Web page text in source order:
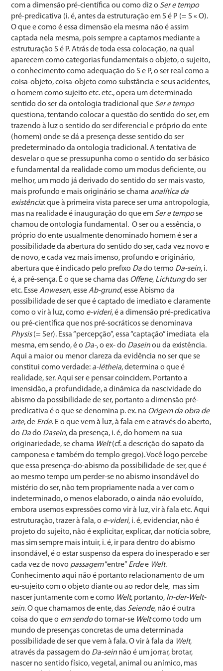
com a dimensão pré-científica ou como diz o Ser e tempo
pré-predicativa (i. é, antes da estruturação em S é P (= S « O).
O que e como é essa dimensão ela mesma não é assim
captada nela mesma, pois sempre a captamos mediante a
estruturação S é P. Atrás de toda essa colocação, na qual
aparecem como categorias fundamentais o objeto, o sujeito,
o conhecimento como adequação do S e P, o ser real como a
coisa-objeto, coisa-objeto como substância e seus acidentes,
o homem como sujeito etc. etc., opera um determinado
sentido do ser da ontologia tradicional que Ser e tempo
questiona, tentando colocar a questão do sentido do ser, em
trazendo à luz o sentido do ser diferencial e próprio do ente
(homem) onde se dá a presença desse sentido do ser
predeterminado da ontologia tradicional. A tentativa de
desvelar o que se pressupunha como o sentido do ser básico
e fundamental da realidade como um modus deficiente, ou
melhor, um modo já derivado do sentido do ser mais vasto,
mais profundo e mais originário se chama analítica da
existência: que à primeira vista parece ser uma antropologia,
mas na realidade é inauguração do que em Ser e tempose
chamou de ontologia fundamental. O ser ou a essência, o
próprio do ente usualmente denominado homem é ser a
possibilidade da abertura do sentido do ser, cada vez novo e
de novo, e cada vez mais imenso, profundo e originário,
abertura que é indicado pelo prefixo Dado termo Da-sein, i.
é, a pré-sença. É o que se chama das Offene, Lichtungdo ser
etc. EsseAnwesen, esseAb-grund, esse Abismo da
possibilidade de ser que é captado de imediato e claramente
como o vir à luz, como e-videri, é a dimensão pré-predicativa
ou pré-científica que nos pré-socráticos se denominava
Physis(= Ser). Essa “percepção”, essa “captação” imediata ela
mesma, em sendo, é o Da-, o ex- do Daseinou da existência.
Aqui a maior ou menor clareza da evidência no ser que se
constitui como verdade: a-létheia, determina o que é
realidade, ser. Aqui ser e pensar coincidem. Portanto a
imensidão, a profundidade, a dinâmica da nascividade do
abismo da possibilidade de ser, portanto a dimensão pré-
predicativa é o que se denomina p. ex. na Origem da obra de
arte, de Erde. E o que vem à luz, à fala em e através do aberto,
do Dado Dasein, da presença, i. é, do homem na sua
originariedade, se chama Welt(cf. a descrição do sapato da
camponesa e também do templo grego). Você logo percebe
que essa presença-do-abismo da possibilidade de ser, que é
ao mesmo tempo um perder-se no abismo insondável do
mistério do ser, não tem propriamente nada a ver com o
indeterminado, o menos elaborado, o ainda não evoluído,
embora usemos expressões como vir à luz, vir à fala etc. Aqui
estruturação, trazer à fala, o e-videri, i. é, evidenciar, não é
projeto do sujeito, não é explicitar, explicar, dar notícia sobre,
mas sim sempre mais intuir, i. é, ir para dentro do abismo
insondável, é o estar suspenso da espera do inesperado e ser
cada vez de novo passagem“entre” Erdee Welt.
Conhecimento aqui não é portanto relacionamento de um
eu-sujeito com o objeto diante ou ao redor dele, mas sim
nascer juntamente com e como Welt, portanto, In-der-Welt-
sein. O que chamamos de ente, das Seiende, não é outra
coisa do que o em sendodo tornar-se Weltcomo todo um
mundo de presenças concretas de uma determinada
possibilidade de ser que vem à fala. O vir à fala da Welt,
através da passagem do Da-sein não é um jorrar, brotar,
nascer no sentido físico, vegetal, animal ou anímico, mas